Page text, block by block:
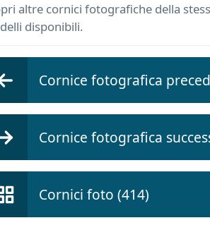
altre cornici fotografiche della
disponibili.
Cornice fotografica
Cornice fotografica
Cornici foto (414)